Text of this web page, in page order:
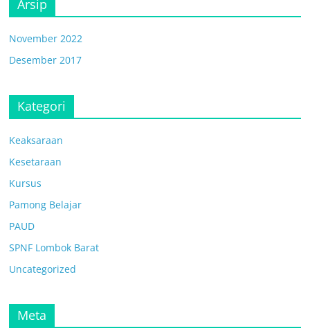
Arsip
November 2022
Desember 2017
Kategori
Keaksaraan
Kesetaraan
Kursus
Pamong Belajar
PAUD
SPNF Lombok Barat
Uncategorized
Meta